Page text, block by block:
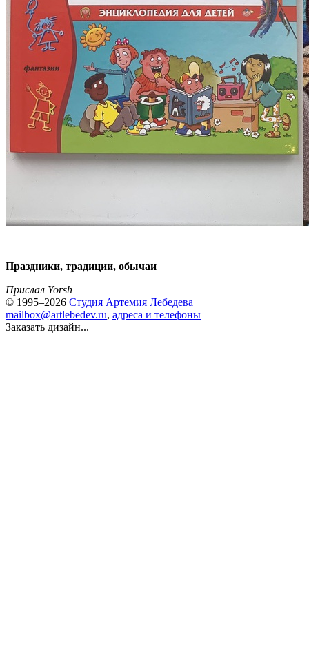
Праздники, традиции, обычаи
Прислал Yorsh
© 1995–2026 Студия Артемия Лебедева
mailbox@artlebedev.ru, адреса и телефоны
Заказать дизайн...